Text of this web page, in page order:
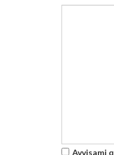
Avvisami